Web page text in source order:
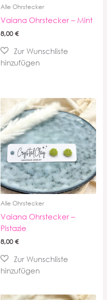
Alle Ohrstecker
Vaiana Ohrstecker – Mint
8,00€
Alle Ohrstecker
Vaiana Ohrstecker –
Pistazie
8,00€